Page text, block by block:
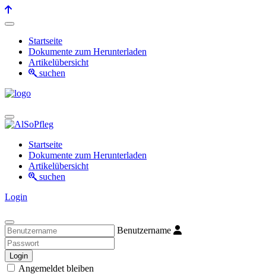
Startseite
Dokumente zum Herunterladen
Artikelübersicht
suchen
Startseite
Dokumente zum Herunterladen
Artikelübersicht
suchen
Login
Benutzername
Login
Angemeldet bleiben